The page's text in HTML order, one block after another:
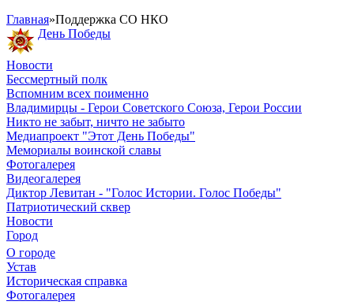
Главная»Поддержка СО НКО
День Победы
Новости
Бессмертный полк
Вспомним всех поименно
Владимирцы - Герои Советского Союза, Герои России
Никто не забыт, ничто не забыто
Медиапроект "Этот День Победы"
Мемориалы воинской славы
Фотогалерея
Видеогалерея
Диктор Левитан - "Голос Истории. Голос Победы"
Патриотический сквер
Новости
Город
О городе
Устав
Историческая справка
Фотогалерея